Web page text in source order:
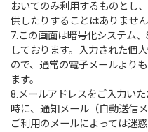
おいてのみ利用するものとし
供したりすることはありません
7.この画面は暗号化システム
しております。入力された個
ので、通常の電子メールより
ます。
8.メールアドレスをご入力い
時に、通知メール（自動送信
ご利用のメールによっては迷